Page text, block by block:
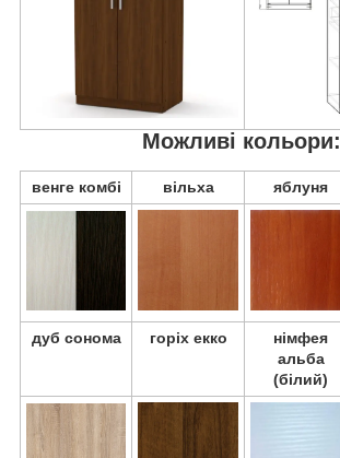
Можливі кольори:
венге комбі вільха яблуня
дуб сонома горіх екко
німфея
альба
(білий)